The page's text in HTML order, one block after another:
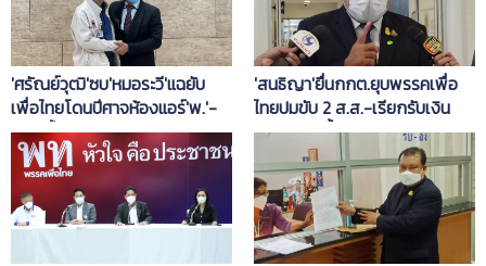
'ศรัณย์วุฒิ'ซบ'หมอระวี'แฉยับ
เพื่อไทยโดนปีศาจห้องแอร์'พ.'-
'กลุ่มขี้รังแค'ครอบงำ
'สนธิญา'ยื่นกกต.ยุบพรรคเพื่อ
ไทยปมขับ 2 ส.ส.-เรียกรับเงิน
อธิบดีกรมน้ำบาดาล